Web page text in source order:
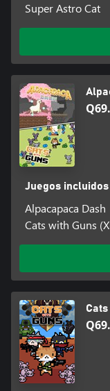
Super Astro Cat
Juegos incluidos
Alpacapaca Dash
Cats with Guns